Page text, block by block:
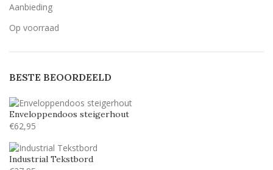
Century Gothic
Geen belettering
LillyBelle 9
Lucida handwriting
14
Monotype corosiva 14
Stea
Stencil 14
Aanbieding
Op voorraad
BESTE BEOORDEELD
Enveloppendoos steigerhout
€62,95
Industrial Tekstbord